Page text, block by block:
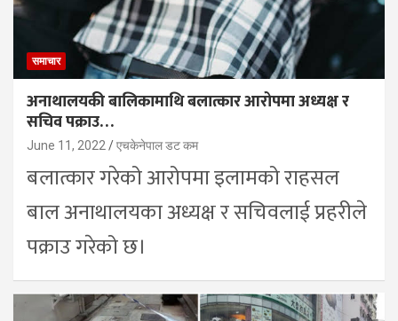
समाचार
अनाथालयकी बालिकामाथि बलात्कार आरोपमा अध्यक्ष र
सचिव पक्राउ…
June 11, 2022 एचकेनेपाल डट कम
बलात्कार गरेको आरोपमा इलामको राहसल
बाल अनाथालयका अध्यक्ष र सचिवलाई प्रहरीले
पक्राउ गरेको छ।